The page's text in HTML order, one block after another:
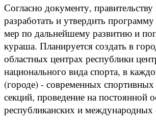
Согласно документу,
разработать и утвердить
мер по дальнейшему развитию и
кураша. Планируется создать в
областных центрах республики
национального вида спорта, в
(городе) - современных
секций, проведение на постоянной
республиканских и международных